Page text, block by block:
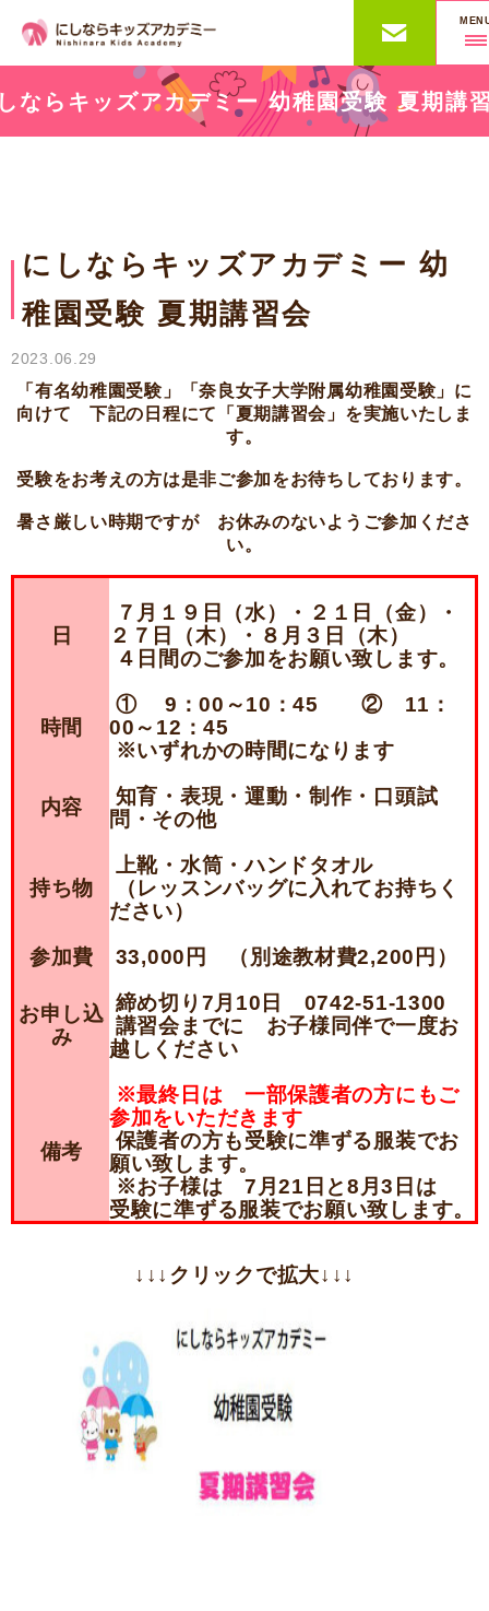
ならキッズアカデミー 幼稚園受験 夏期講
にしならキッズアカデミー 幼
稚園受験 夏期講習会
2023.06.29
「有名幼稚園受験」「奈良女子大学附属幼稚園受験」に
向けて 下記の日程にて「夏期講習会」を実施いたしま
す。
受験をお考えの方は是非ご参加をお待ちしております。
暑さ厳しい時期ですが お休みのないようご参加くださ
い。
日
７月１９日（水）・２１日（金）・
２７日（木）・８月３日（木）
４日間のご参加をお願い致します。
時間
① 9：00～10：45 ② 11：
00～12：45
※いずれかの時間になります
内容
知育・表現・運動・制作・口頭試
問・その他
持ち物
上靴・水筒・ハンドタオル
（レッスンバッグに入れてお持ちく
ださい）
参加費
33,000円 （別途教材費2,200円）
お申し込
み
締め切り7月10日 0742-51-1300
講習会までに お子様同伴で一度お
越しください
備考
※最終日は 一部保護者の方にもご
参加をいただきます
保護者の方も受験に準ずる服装でお
願い致します。
※お子様は 7月21日と8月3日は
受験に準ずる服装でお願い致します。
↓↓↓クリックで拡大↓↓↓